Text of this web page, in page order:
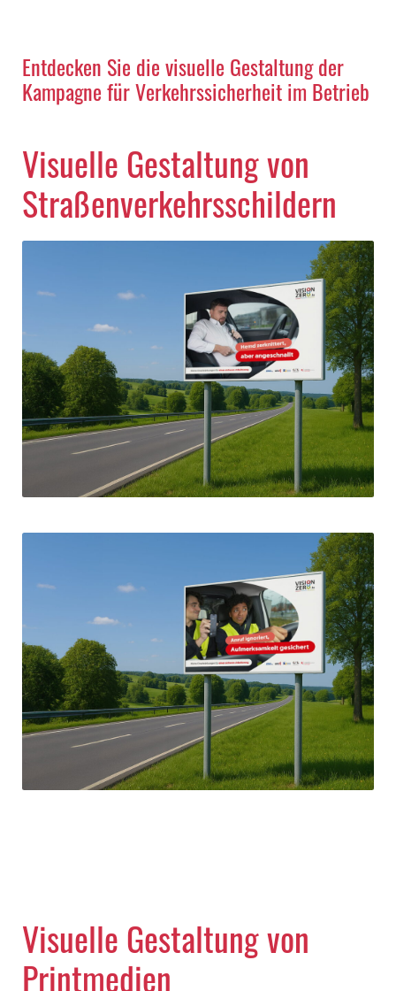
Entdecken Sie die visuelle Gestaltung der
Kampagne für Verkehrssicherheit im Betrieb
Visuelle Gestaltung von
Straßenverkehrsschildern
Visuelle Gestaltung von
Printmedien